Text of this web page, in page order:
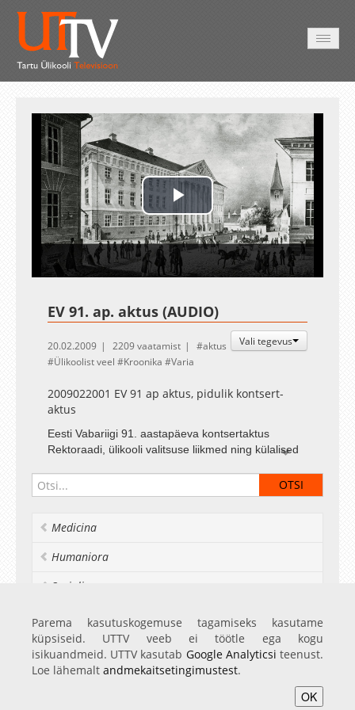
Play
Video
EV 91. ap. aktus (AUDIO)
Vali tegevus
20.02.2009 2209 vaatamist
aktus
Ülikoolist veel
Kroonika Varia
2009022001 EV 91 ap aktus, pidulik kontsert-
aktus
Eesti Vabariigi 91. aastapäeva kontsertaktus
Rektoraadi, ülikooli valitsuse liikmed ning külalised
ja ülikooli lipp Eesti Vabariigi hümn Tartu Ülikooli
rektori, professor Alar Karise avakõne A. Ritsing / L.
Tartu Ülikooli rahvusvahelise õiguse ja EL õiguse
ja väikerahvaste enesemääramisõiguse tulevik" P.
Ülikooli aumärkide üleandmine M. Härma / J. Liiv
"Meeste laul" - Tartu Akadeemiline Meeskoor Tartu
linnapea Urmas Kruuse tervitus Ajaloo eriala 2.
aasta üliõpilase Ragnar Saage tervitus
Medicina
Humaniora
Socialia
Realia et naturalia
Ülikoolist veel
Parema kasutuskogemuse tagamiseks kasutame
küpsiseid. UTTV veeb ei töötle ega kogu
isikuandmeid. UTTV kasutab Google Analyticsi teenust.
Loe lähemalt andmekaitsetingimustest.
OK